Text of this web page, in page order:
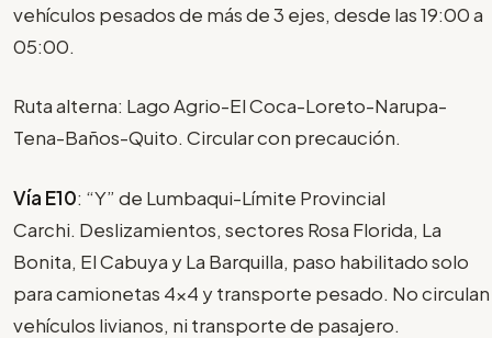
vehículos pesados de más de 3 ejes, desde las 19:00 a
05:00.
Ruta alterna: Lago Agrio-El Coca-Loreto-Narupa-
Tena-Baños-Quito. Circular con precaución.
Vía E10: “Y” de Lumbaqui-Límite Provincial
Carchi. Deslizamientos, sectores Rosa Florida, La
Bonita, El Cabuya y La Barquilla, paso habilitado solo
para camionetas 4x4 y transporte pesado. No circulan
vehículos livianos, ni transporte de pasajero.